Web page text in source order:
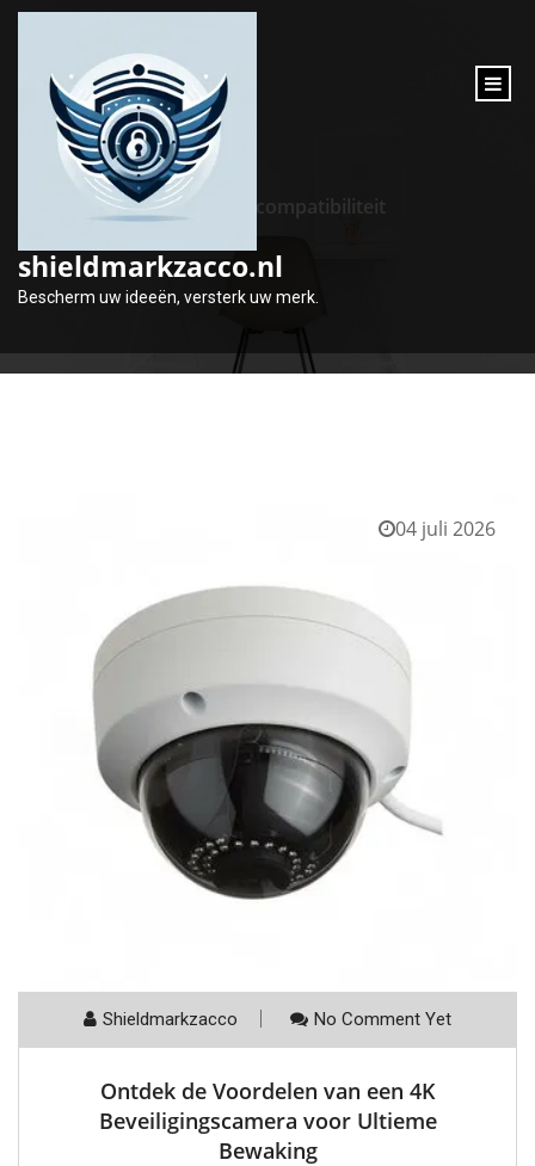
inhoud
shieldmarkzacco.nl
Bescherm uw ideeën, versterk uw merk.
Tag: compatibiliteit
04 juli 2026
Shieldmarkzacco No Comment Yet
Ontdek de Voordelen van een 4K
Beveiligingscamera voor Ultieme
Bewaking